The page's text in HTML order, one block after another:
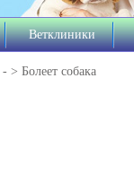
Ветклиники
- > Болеет собака